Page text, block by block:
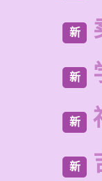
新
新
新
新